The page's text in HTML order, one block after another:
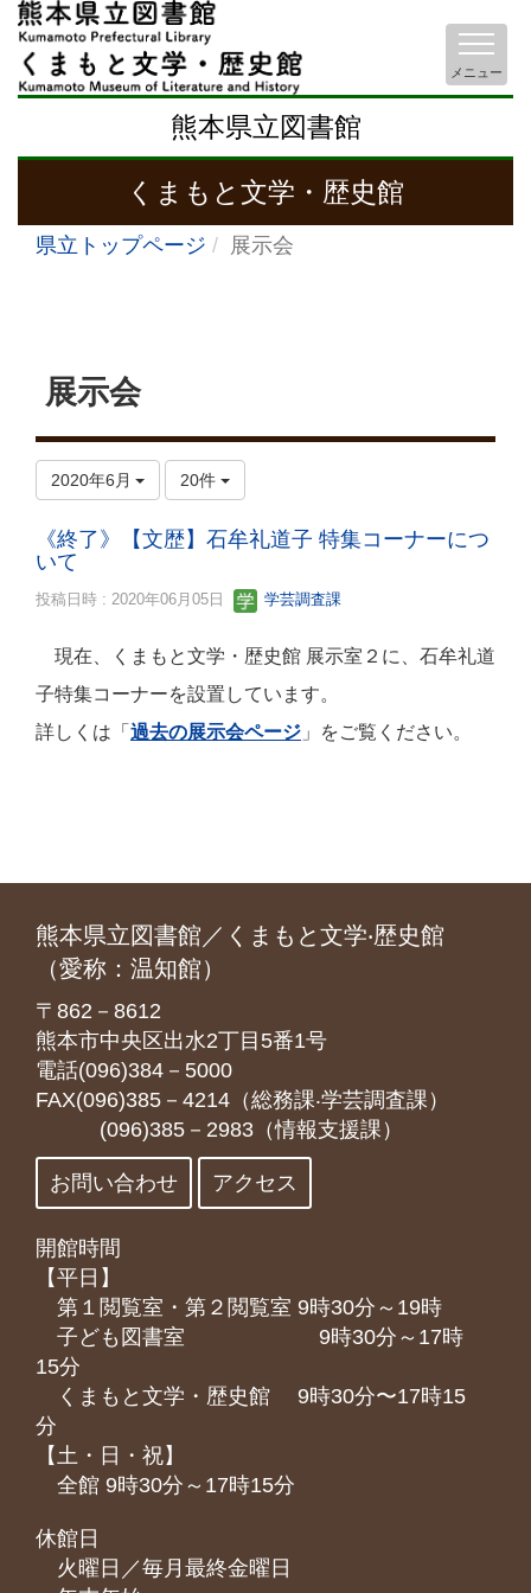
熊本県立図書館
くまもと文学・歴史館
メニュー
県立トップページ 展示会
展示会
2020年6月 20件
《終了》【文歴】石牟礼道子 特集コーナーにつ
いて
投稿日時 : 2020年06月05日 学芸調査課
現在、くまもと文学・歴史館 展示室２に、石牟礼道
子特集コーナーを設置しています。
詳しくは「 過去の展示会ページ 」をご覧ください。
熊本県立図書館／くまもと文学‧歴史館
（愛称：温知館）
〒862－8612
熊本市中央区出水2丁目5番1号
電話(096)384－5000
FAX(096)385－4214（総務課‧学芸調査課）
(096)385－2983（情報支援課）
お問い合わせ アクセス
開館時間
【平日】
第１閲覧室・第２閲覧室 9時30分～19時
子ども図書室 9時30分～17時
15分
くまもと⽂学・歴史館 9時30分〜17時15
分
【土・日・祝】
全館 9時30分～17時15分
休館日
火曜日／毎月最終金曜日